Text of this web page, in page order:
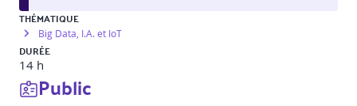
THÉMATIQUE
Big Data, I.A. et IoT
DURÉE
14 h
Public